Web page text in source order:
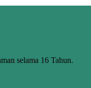
selama 16 Tahun.